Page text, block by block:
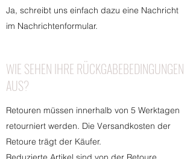
Ja, schreibt uns einfach dazu eine Nachricht
im Nachrichtenformular.
WIE SEHEN IHRE RÜCKGABEBEDINGUNGEN
AUS?
Retouren müssen innerhalb von 5 Werktagen
retourniert werden. Die Versandkosten der
Retoure trägt der Käufer.